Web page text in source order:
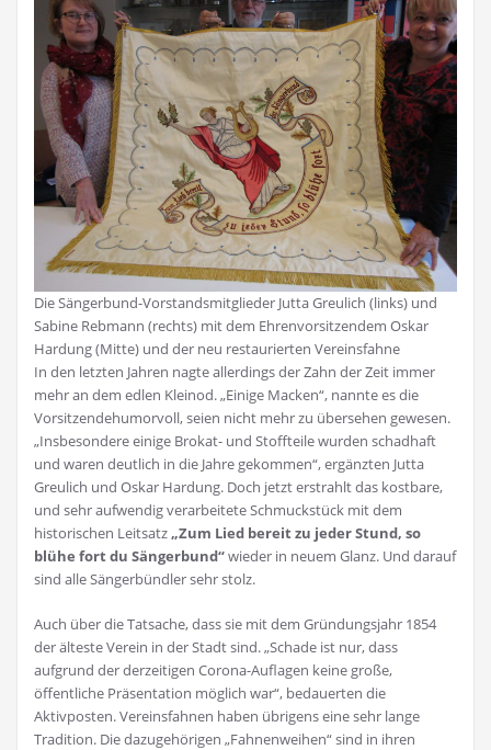
Die Sängerbund-Vorstandsmitglieder Jutta Greulich (links) und
Sabine Rebmann (rechts) mit dem Ehrenvorsitzendem Oskar
Hardung (Mitte) und der neu restaurierten Vereinsfahne
In den letzten Jahren nagte allerdings der Zahn der Zeit immer
mehr an dem edlen Kleinod. „Einige Macken“, nannte es die
Vorsitzendehumorvoll, seien nicht mehr zu übersehen gewesen.
„Insbesondere einige Brokat- und Stoffteile wurden schadhaft
und waren deutlich in die Jahre gekommen“, ergänzten Jutta
Greulich und Oskar Hardung. Doch jetzt erstrahlt das kostbare,
und sehr aufwendig verarbeitete Schmuckstück mit dem
historischen Leitsatz „Zum Lied bereit zu jeder Stund, so
blühe fort du Sängerbund“wieder in neuem Glanz. Und darauf
sind alle Sängerbündler sehr stolz.
Auch über die Tatsache, dass sie mit dem Gründungsjahr 1854
der älteste Verein in der Stadt sind. „Schade ist nur, dass
aufgrund der derzeitigen Corona-Auflagen keine große,
öffentliche Präsentation möglich war“, bedauerten die
Aktivposten. Vereinsfahnen haben übrigens eine sehr lange
Tradition. Die dazugehörigen „Fahnenweihen“ sind in ihren